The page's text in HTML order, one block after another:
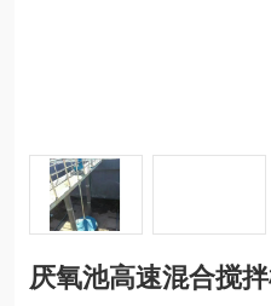
厌氧池高速混合搅